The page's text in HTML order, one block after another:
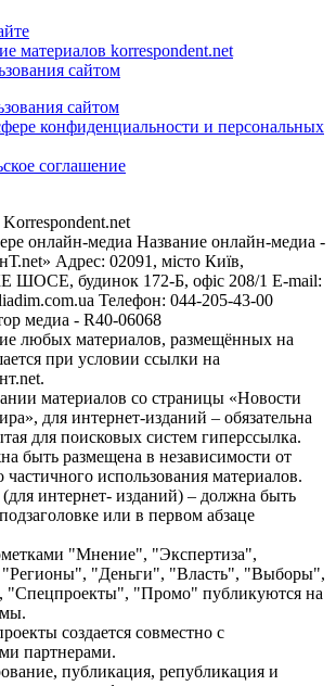
материалов korrespondent.net
сайтом
сайтом
конфиденциальности и персональных
соглашение
онлайн-медиа Название онлайн-медиа -
Адрес: 02091, місто Київ,
будинок 172-Б, офіс 208/1 E-mail:
Телефон: 044-205-43-00
медиа - R40-06068
любых материалов, размещённых на
при условии ссылки на
материалов со страницы «Новости
для интернет-изданий – обязательна
для поисковых систем гиперссылка.
быть размещена в независимости от
частичного использования материалов.
интернет- изданий) – должна быть
или в первом абзаце
"Мнение", "Экспертиза",
"Регионы", "Деньги", "Власть", "Выборы",
"Спецпроекты", "Промо" публикуются на
создается совместно с
партнерами.
публикация, републикация и